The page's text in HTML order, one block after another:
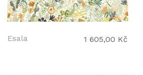
Esala 1 605,00 Kč